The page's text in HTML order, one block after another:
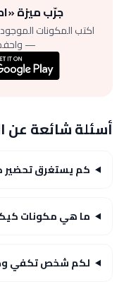
جرّب ميزة
اكتب المكونات
—
أسئلة شائعة عن
كم يستغرق تحضير
ما هي مكونات
لكم شخص تكفي